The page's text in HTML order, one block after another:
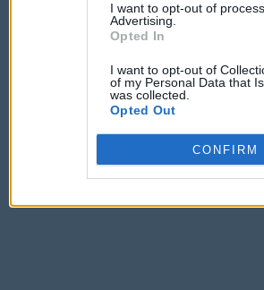
I want to opt-out of
Advertising.
Opted In
I want to opt-out of
of my Personal Data that
was collected.
Opted Out
CONFIRM